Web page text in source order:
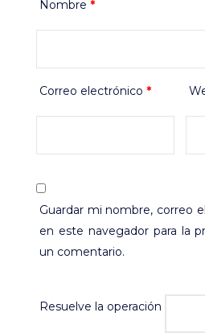
Nombre *
Correo electrónico *
Guardar mi nombre, correo
en este navegador para la
un comentario.
Resuelve la operación